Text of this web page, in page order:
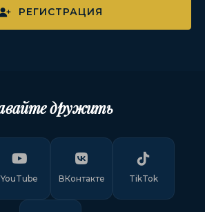
РЕГИСТРАЦИЯ
дружить
YouTube ВКонтакте TikTok